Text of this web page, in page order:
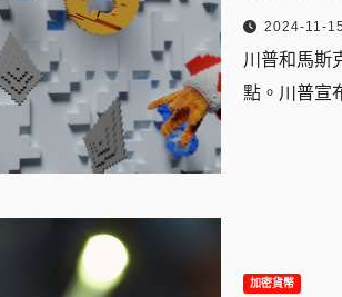
2024-11-15
川普和馬斯
點。川普宣
加密貨幣